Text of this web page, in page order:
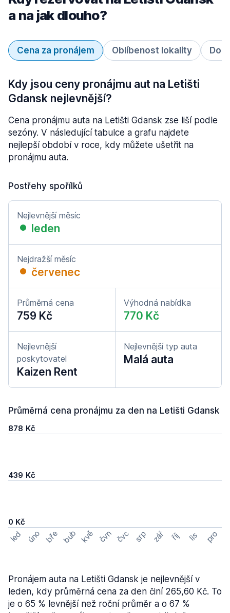
a na jak dlouho?
Cena za pronájem Oblíbenost lokality
Kdy jsou ceny pronájmu aut na Letišti
Gdansk nejlevnější?
Cena pronájmu auta na Letišti Gdansk zse liší podle
sezóny. V následující tabulce a grafu najdete
nejlepší období v roce, kdy můžete ušetřit na
pronájmu auta.
Postřehy spořílků
Nejlevnější měsíc
leden
Nejdražší měsíc
červenec
Průměrná cena
759 Kč
Výhodná nabídka
770 Kč
Nejlevnější
poskytovatel
Kaizen Rent
Nejlevnější typ auta
Malá auta
Průměrná cena pronájmu za den na Letišti Gdansk
878 Kč
439 Kč
0 Kč
led úno bře bub kvě čvn čvc srp zář říj lis pro
Pronájem auta na Letišti Gdansk je nejlevnější v
leden, kdy průměrná cena za den činí 265,60 Kč. To
je o 65 % levnější než roční průměr a o 67 %